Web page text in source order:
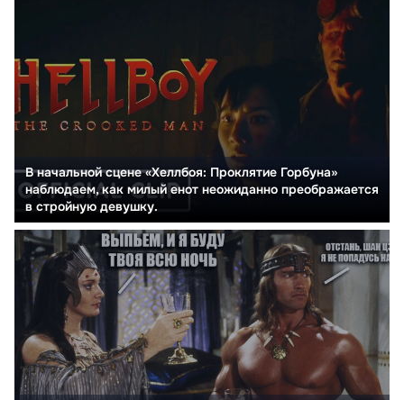
В начальной сцене «Хеллбоя: Проклятие Горбуна»
наблюдаем, как милый енот неожиданно преображается
в стройную девушку.